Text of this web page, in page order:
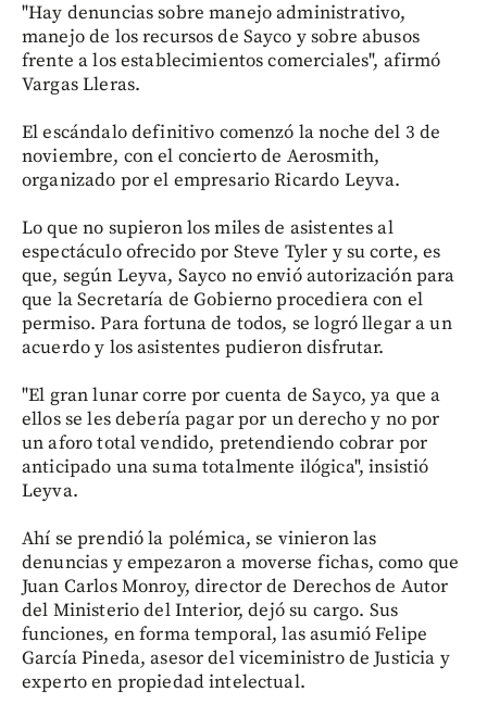
"Hay denuncias sobre manejo administrativo,
manejo de los recursos de Sayco y sobre abusos
frente a los establecimientos comerciales", afirmó
Vargas Lleras.
El escándalo definitivo comenzó la noche del 3 de
noviembre, con el concierto de Aerosmith,
organizado por el empresario Ricardo Leyva.
Lo que no supieron los miles de asistentes al
espectáculo ofrecido por Steve Tyler y su corte, es
que, según Leyva, Sayco no envió autorización para
que la Secretaría de Gobierno procediera con el
permiso. Para fortuna de todos, se logró llegar a un
acuerdo y los asistentes pudieron disfrutar.
"El gran lunar corre por cuenta de Sayco, ya que a
ellos se les debería pagar por un derecho y no por
un aforo total vendido, pretendiendo cobrar por
anticipado una suma totalmente ilógica", insistió
Leyva.
Ahí se prendió la polémica, se vinieron las
denuncias y empezaron a moverse fichas, como que
Juan Carlos Monroy, director de Derechos de Autor
del Ministerio del Interior, dejó su cargo. Sus
funciones, en forma temporal, las asumió Felipe
García Pineda, asesor del viceministro de Justicia y
experto en propiedad intelectual.